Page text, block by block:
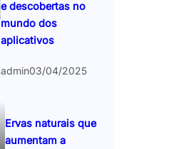
e descobertas no
mundo dos
aplicativos
admin03/04/2025
Ervas naturais que
aumentam a